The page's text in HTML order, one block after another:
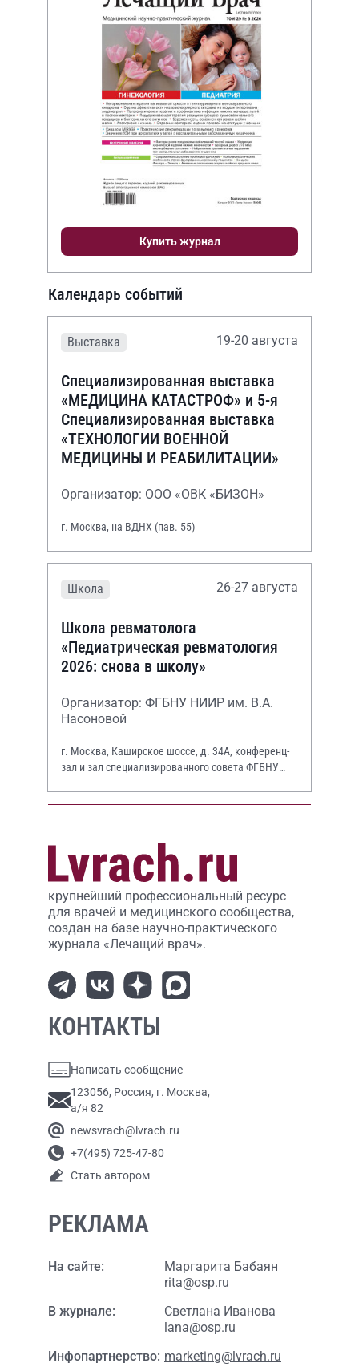
Купить журнал
Календарь событий
Выставка 19-20 августа
Специализированная выставка
«МЕДИЦИНА КАТАСТРОФ» и 5-я
Специализированная выставка
«ТЕХНОЛОГИИ ВОЕННОЙ
МЕДИЦИНЫ И РЕАБИЛИТАЦИИ»
Организатор: ООО «ОВК «БИЗОН»
г. Москва, на ВДНХ (пав. 55)
Школа 26-27 августа
Школа ревматолога
«Педиатрическая ревматология
2026: снова в школу»
Организатор: ФГБНУ НИИР им. В.А.
Насоновой
г. Москва, Каширское шоссе, д. 34А, конференц-
зал и зал специализированного совета ФГБНУ
крупнейший профессиональный ресурс
для врачей и медицинского сообщества,
создан на базе научно-практического
журнала «Лечащий врач».
КОНТАКТЫ
Написать сообщение
123056, Россия, г. Москва,
а/я 82
newsvrach@lvrach.ru
+7(495) 725-47-80
Стать автором
РЕКЛАМА
На сайте:
Маргарита Бабаян
rita@osp.ru
В журнале:
Светлана Иванова
lana@osp.ru
Инфопартнерство: marketing@lvrach.ru